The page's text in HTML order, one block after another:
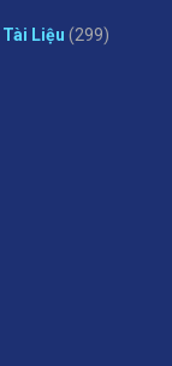
Tài Liệu (299)